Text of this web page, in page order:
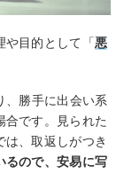
や目的として「悪
、勝手に出会い系
合です。見られた
は、取返しがつき
るので、安易に写